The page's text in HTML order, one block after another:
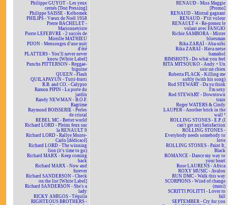
Philippe GUYOT - Les yeux
cernés [Test Pressing]
Philippe SAISSE - Kelbomek
PHILIPS - Vœux de Noël 1958
Pierre BACHELET -
Marionnettiste
Pierre LEFEBVRE - 2 succès de
Mireille MATHIEU
PIJON - Mensonges d'une nuit
d'été
PLATTERS - You'll never never
know [White Label]
Punchs PITTERSON - Reggae-
biguine
QUEEN - Flash
QUILAPAYUN - Tutti-frutti
R.B. and CO. - Calypso
Ramon PIPIN - La porte du
jardin
Randy NEWMAN - B.O.F.
Ragtime
Raymond BOISSERIE - Perles
de cristal
REBEL MC - Better world
Richard LORD - Pleins feux sur
la RENAULT 9
Richard LORD - Rallye Monte-
Carlo [dédicacé]
Richard LORD - The winning
lion (it's time to go)
Richard MARX - Keep coming
back
Richard MARX - Now and
forever
Richard SANDERSON - Check
on the list [White Label]
Richard SANDERSON - She's a
lady
RICKY AMIGOS - Téquila
RIGHTEOUS BROTHERS -
RENAUD - Miss Maggie
[Promo]
RENAUD - Mistral gagnant
RENAUD - P'tit voleur
RENAULT 4 - Re-prenez le
volant avec FANGIO
Richie SAMBORA - Mister
bluesman
Rika ZARAÏ - Aba-nibi
Rika ZARAÏ - Hava netse
bamahol
RIMSHOTS - Do what you feel
RITA MITSOUKO - Andy + Un
soir un chien
Roberta FLACK - Killing me
softly (with his song)
Rod STEWART - Da ya think
I'm sexy
Rod STEWART - Downtown
train
Roger WATERS & Cindy
LAUPER - Another brick in the
wall ²
ROLLING STONES - E.P. (I
can't get no) Satisfaction
ROLLING STONES -
Everybody needs somebody to
love
ROLLING STONES - Paint It,
Black
ROMANCE - Dance my way to
your heart
Rose LAURENS - Africa
ROXY MUSIC - Avalon
RUN DMC - Walk this way
SCORPIONS - Wind of change
(maxi)
SCRITTI POLITTI - Lover to
fall
SEPTEMBER - Cry for you